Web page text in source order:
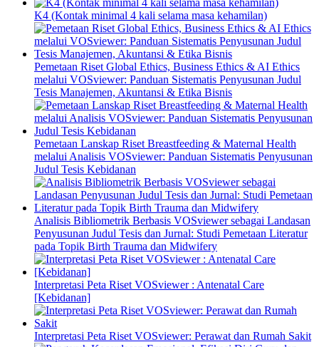
K4 (Kontak minimal 4 kali selama masa kehamilan)
Pemetaan Riset Global Ethics, Business Ethics & AI Ethics
melalui VOSviewer: Panduan Sistematis Penyusunan Judul
Tesis Manajemen, Akuntansi & Etika Bisnis
Pemetaan Lanskap Riset Breastfeeding & Maternal Health
melalui Analisis VOSviewer: Panduan Sistematis Penyusunan
Judul Tesis Kebidanan
Analisis Bibliometrik Berbasis VOSviewer sebagai Landasan
Penyusunan Judul Tesis dan Jurnal: Studi Pemetaan Literatur
pada Topik Birth Trauma dan Midwifery
Interpretasi Peta Riset VOSviewer : Antenatal Care
[Kebidanan]
Interpretasi Peta Riset VOSviewer: Perawat dan Rumah Sakit